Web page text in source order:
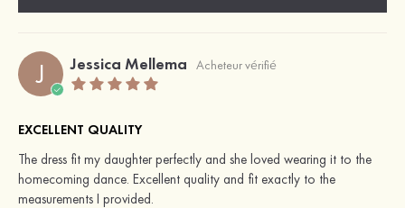
J Jessica Mellema Acheteur vérifié
EXCELLENT QUALITY
The dress fit my daughter perfectly and she loved wearing it to the
homecoming dance. Excellent quality and fit exactly to the
measurements I provided.